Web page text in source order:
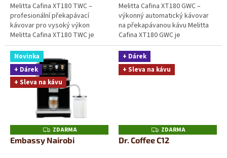
Melitta Cafina XT180 TWC –
profesionální překapávací
kávovar pro vysoký výkon
Melitta Cafina XT180 TWC je
automatický kávovar na
překapávanou kávu určený...
Melitta Cafina XT180 GWC –
výkonný automatický kávovar
na překapávanou kávu Melitta
Cafina XT180 GWC je
profesionální automatický
kávovar na překapávanou...
Novinka
+ Dárek
+ Sleva na kávu
Z
D
A
ZDARMA
Embassy Nairobi
+ Dárek
+ Sleva na kávu
Z
D
A
ZDARMA
Dr. Coffee C12